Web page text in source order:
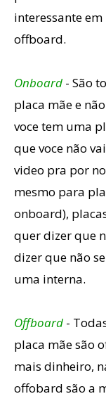
interessante
offboard.
Onboard - São
placa mãe e
voce tem uma
que voce não
video pra por
mesmo para
onboard),
quer dizer que
dizer que não
uma interna.
Offboard -
placa mãe são
mais dinheiro,
offobard são a